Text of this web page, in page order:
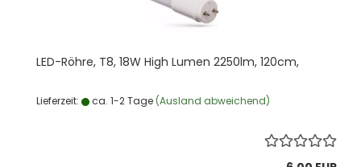
LED-​Röhre, T8, 18W High Lumen 2250lm, 120cm,
Lieferzeit: ca. 1-2 Tage (Ausland abweichend)